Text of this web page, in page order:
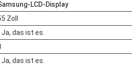
LCD-Display
Zoll
Ja, das ist es.
Ja, das ist es.